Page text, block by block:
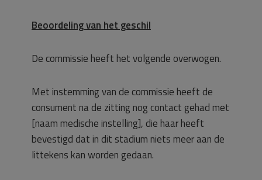
Beoordeling van het geschil
De commissie heeft het volgende overwogen.
Met instemming van de commissie heeft de
consument na de zitting nog contact gehad met
[naam medische instelling], die haar heeft
bevestigd dat in dit stadium niets meer aan de
littekens kan worden gedaan.